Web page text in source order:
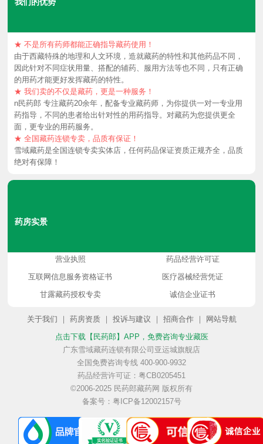
主
治
哪
种
眼
病？
的
功
效
与
作
用
丸
的
副
作
用
丸
适
长
期
★ 不是所有药师都能正确指导藏药使用！
由于西藏特殊的地理和人文环境，造就藏药的特性和其他药品不同，
因此针对不同症状用量、搭配的辅药、服用方法等也不同，只有正确
的用药才能更好发挥藏药的特性。
★ 我们卖的不仅是藏药，更是一种服务！
n民药郎 专注藏药20余年，配备专业藏药师，为你提供一对一专业用
药指导，不同的患者给出针对性的用药指导。对藏药为您提供更全
面，更专业的用药服务。
★ 全国藏药连锁专卖，品质有保证！
雪域藏药是全国连锁专卖实体店，任何药品保证资质正规齐全，品质
绝对有保障！
药房实景
营业执照
药品经营许可证
互联网信息服务资格证书
医疗器械经营凭证
甘露藏药授权专卖
诚信企业证书
关于我们 ｜ 药房资质｜ 投诉与建议 ｜ 招商合作｜
网站导航
点击下载【民药郎】APP ，免费咨询专业藏医
广东雪域藏药连锁有限公司亚运城旗舰店
全国免费咨询专线 400-900-9932
药品经营许可证：粤CB0205451
©2006-2025 民药郎藏药网 版权所有
备案号：粤ICP备12002157号